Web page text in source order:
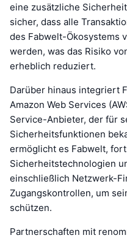
eine zusätzliche
sicher, dass alle
des Fabwelt-Ökosystems
werden, was das Risiko
erheblich reduziert.
Darüber hinaus integriert
Amazon Web Services
Service-Anbieter, der für
Sicherheitsfunktionen
ermöglicht es Fabwelt,
Sicherheitstechnologien
einschließlich Netzwerk-
Zugangskontrollen, um
schützen.
Partnerschaften mit